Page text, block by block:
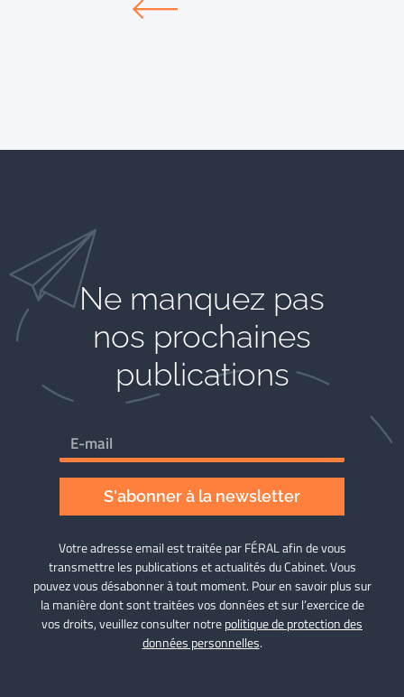
Ne manquez pas
nos prochaines
publications
S'abonner à la newsletter
Votre adresse email est traitée par FÉRAL afin de vous
transmettre les publications et actualités du Cabinet. Vous
pouvez vous désabonner à tout moment. Pour en savoir plus sur
la manière dont sont traitées vos données et sur l’exercice de
vos droits, veuillez consulter notrepolitique de protection des
données personnelles.